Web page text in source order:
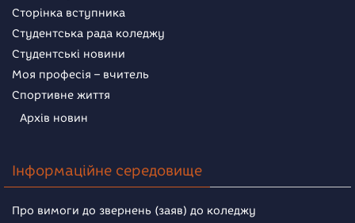
Сторінка вступника
Студентська рада коледжу
Студентські новини
Моя професія – вчитель
Спортивне життя
Архів новин
Інформаційне середовище
Про вимоги до звернень (заяв) до коледжу